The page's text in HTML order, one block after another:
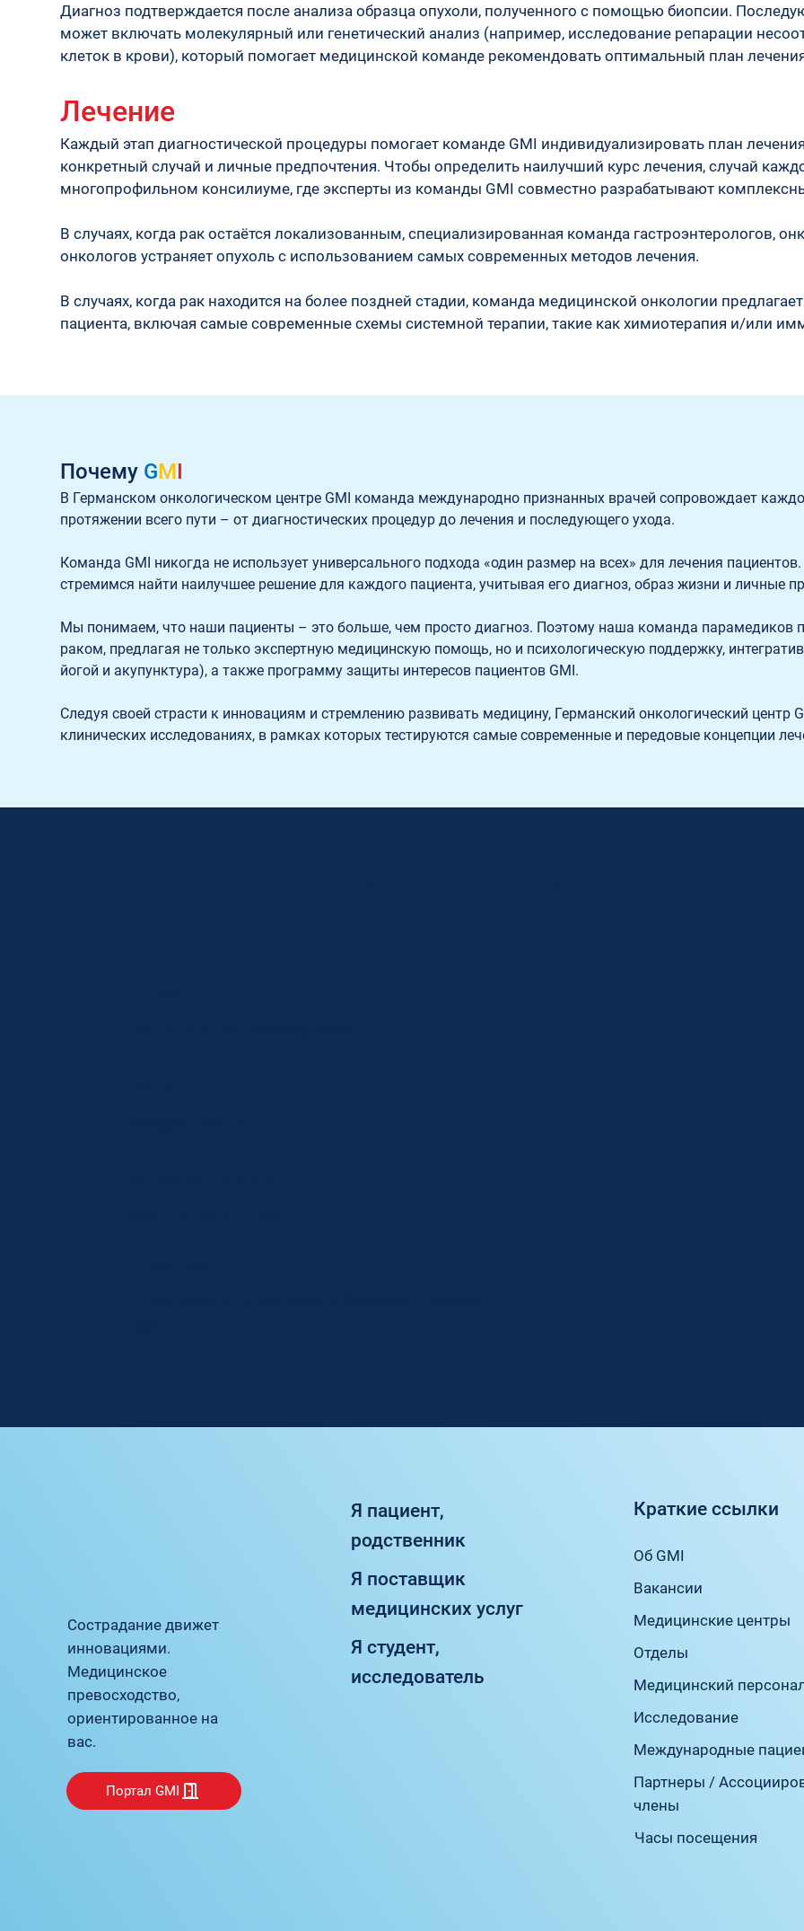
Диагноз подтверждается после анализа образца опухоли, полученного с помощью биопсии.
может включать молекулярный или генетический анализ (например, исследование репарации
клеток в крови), который помогает медицинской команде рекомендовать оптимальный план
Лечение
Каждый этап диагностической процедуры помогает команде GMI индивидуализировать план
конкретный случай и личные предпочтения. Чтобы определить наилучший курс лечения, случай
многопрофильном консилиуме, где эксперты из команды GMI совместно разрабатывают
В случаях, когда рак остаётся локализованным, специализированная команда гастроэнтерологов,
онкологов устраняет опухоль с использованием самых современных методов лечения.
В случаях, когда рак находится на более поздней стадии, команда медицинской онкологии
пациента, включая самые современные схемы системной терапии, такие как химиотерапия и/или
Почему GMI
В Германском онкологическом центре GMI команда международно признанных врачей сопровождает
протяжении всего пути – от диагностических процедур до лечения и последующего ухода.
Команда GMI никогда не использует универсального подхода «один размер на всех» для лечения
стремимся найти наилучшее решение для каждого пациента, учитывая его диагноз, образ жизни и личные
Мы понимаем, что наши пациенты – это больше, чем просто диагноз. Поэтому наша команда парамедиков
раком, предлагая не только экспертную медицинскую помощь, но и психологическую поддержку,
йогой и акупунктура), а также программу защиты интересов пациентов GMI.
Следуя своей страсти к инновациям и стремлению развивать медицину, Германский онкологический центр
клинических исследованиях, в рамках которых тестируются самые современные и передовые концепции
Сострадание движет
инновациями.
Медицинское
превосходство,
ориентированное на
вас.
Портал GMI
Я пациент,
родственник
Я поставщик
медицинских услуг
Я студент,
исследователь
Краткие ссылки
Об GMI
Вакансии
Медицинские центры
Отделы
Медицинский
Исследование
Международные
Партнеры /
члены
Часы посещения